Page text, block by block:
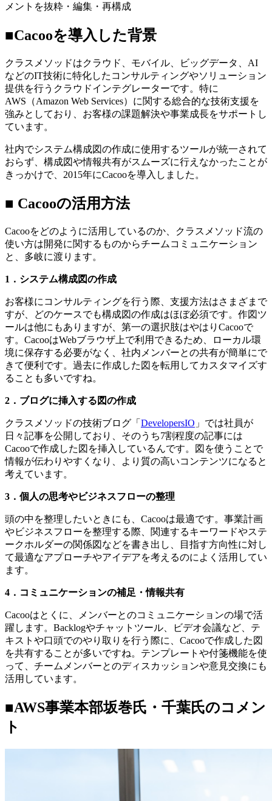
メントを抜粋・編集・再構成
■Cacooを導入した背景
クラスメソッドはクラウド、モバイル、ビッグデータ、AI
などのIT技術に特化したコンサルティングやソリューション
提供を行うクラウドインテグレーターです。特に
AWS（Amazon Web Services）に関する総合的な技術支援を
強みとしており、お客様の課題解決や事業成長をサポートし
ています。
社内でシステム構成図の作成に使用するツールが統一されて
おらず、構成図や情報共有がスムーズに行えなかったことが
きっかけで、2015年にCacooを導入しました。
■ Cacooの活用方法
Cacooをどのように活用しているのか、クラスメソッド流の
使い方は開発に関するものからチームコミュニケーション
と、多岐に渡ります。
1．システム構成図の作成
お客様にコンサルティングを行う際、支援方法はさまざまで
すが、どのケースでも構成図の作成はほぼ必須です。作図ツ
ールは他にもありますが、第一の選択肢はやはりCacooで
す。CacooはWebブラウザ上で利用できるため、ローカル環
境に保存する必要がなく、社内メンバーとの共有が簡単にで
きて便利です。過去に作成した図を転用してカスタマイズす
ることも多いですね。
2．ブログに挿入する図の作成
クラスメソッドの技術ブログ「 DevelopersIO 」では社員が
日々記事を公開しており、そのうち7割程度の記事には
Cacooで作成した図を挿入しているんです。図を使うことで
情報が伝わりやすくなり、より質の高いコンテンツになると
考えています。
3．個人の思考やビジネスフローの整理
頭の中を整理したいときにも、Cacooは最適です。事業計画
やビジネスフローを整理する際、関連するキーワードやステ
ークホルダーの関係図などを書き出し、目指す方向性に対し
て最適なアプローチやアイデアを考えるのによく活用してい
ます。
4．コミュニケーションの補足・情報共有
Cacooはとくに、メンバーとのコミュニケーションの場で活
躍します。Backlogやチャットツール、ビデオ会議など、テ
キストや口頭でのやり取りを行う際に、Cacooで作成した図
を共有することが多いですね。テンプレートや付箋機能を使
って、チームメンバーとのディスカッションや意見交換にも
活用しています。
■AWS事業本部坂巻氏・千葉氏のコメン
ト